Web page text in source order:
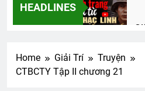
HEADLINES
Hành Trang
Home Giải Trí
Truyện
CTBCTY Tập II chương 21